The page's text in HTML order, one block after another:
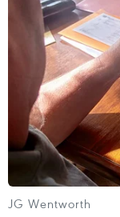
JG Wentworth